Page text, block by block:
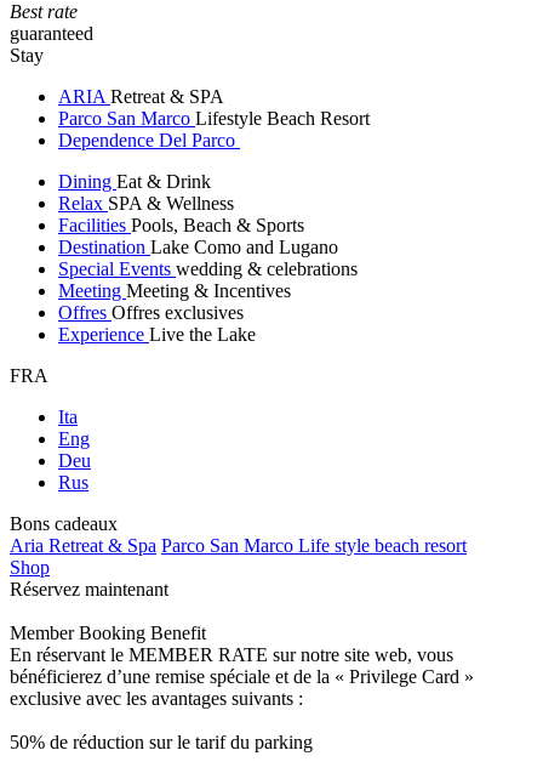
Best rate
guaranteed
Stay
ARIA Retreat & SPA
Parco San Marco Lifestyle Beach Resort
Dependence Del Parco
Dining Eat & Drink
Relax SPA & Wellness
Facilities Pools, Beach & Sports
Destination Lake Como and Lugano
Special Events wedding & celebrations
Meeting Meeting & Incentives
Offres Offres exclusives
Experience Live the Lake
FRA
Ita
Eng
Deu
Rus
Bons cadeaux
Aria Retreat & Spa Parco San Marco Life style beach resort
Shop
Réservez maintenant
Member Booking Benefit
En réservant le MEMBER RATE sur notre site web, vous
bénéficierez d’une remise spéciale et de la « Privilege Card »
exclusive avec les avantages suivants :
50% de réduction sur le tarif du parking